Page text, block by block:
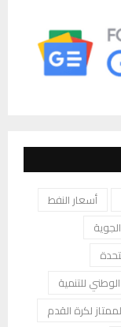
أسعار النفط
للتنمية
لكرة القدم